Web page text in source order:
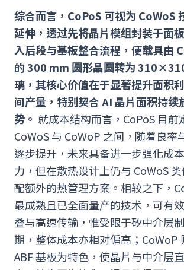
综合而言，CoPoS 可视为 CoWoS
延伸，透过先将晶片模组封装于面
入后段与基板整合流程，使载具由
的 300 mm 圆形晶圆转为
璃，其核心价值在于显著提升面积
间产量，特别契合 AI 晶片面积持续
势。 就成本结构而言，CoPoS 目前
CoWoS 与 CoWoP 之间，随着良率
逐步提升，未来具备进一步强化成
力，但在散热设计上仍与 CoWoS
配额外的热管理方案。相较之下，
最成熟且已全面量产的技术，可有
叠与高速传输，惟受限于矽中介层
期，整体成本亦相对偏高；CoWoP
ABF 基板为特色，使晶片与中介层